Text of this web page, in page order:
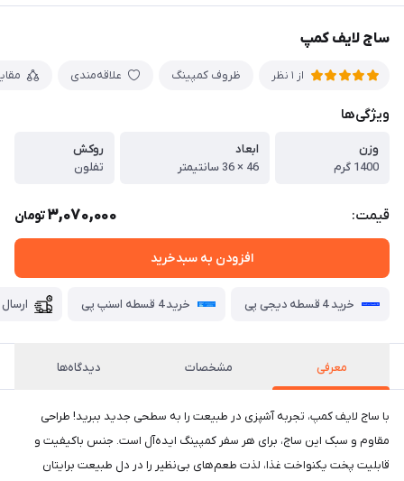
ساج لایف کمپ
از 1 نظر ظروف کمپینگ علاقه‌مندی
ویژگی‌ها
وزن
1400 گرم
ابعاد
46 × 36 سانتیمتر
روکش
تفلون
قیمت: 3,070,000تومان
افزودن به سبدخرید
خرید 4 قسطه دیجی پی خرید 4 قسطه اسنپ پی
معرفی مشخصات دیدگاه‌ها
با ساج لایف کمپ، تجربه آشپزی در طبیعت را به سطحی جدید ببرید! طراحی
مقاوم و سبک این ساج، برای هر سفر کمپینگ ایده‌آل است. جنس باکیفیت و
قابلیت پخت یکنواخت غذا، لذت طعم‌های بی‌نظیر را در دل طبیعت برایتان